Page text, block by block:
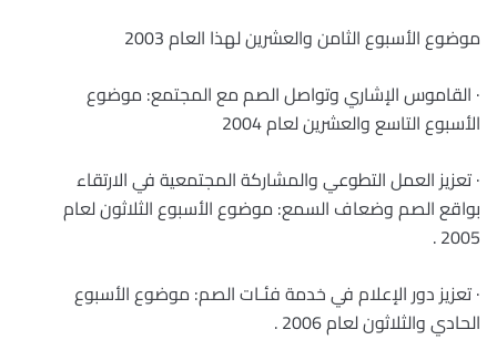
موضوع الأسبوع الثامن والعشرين لهذا العام 2003
· القاموس الإشاري وتواصل الصم مع المجتمع: موضوع
الأسبوع التاسع والعشرين لعام 2004
· تعزيز العمل التطوعي والمشاركة المجتمعية في الارتقاء
بواقع الصم وضعاف السمع: موضوع الأسبوع الثلاثون لعام
2005 .
· تعزيز دور الإعلام في خدمة فئـات الصم: موضوع الأسبوع
الحادي والثلاثون لعام 2006 .